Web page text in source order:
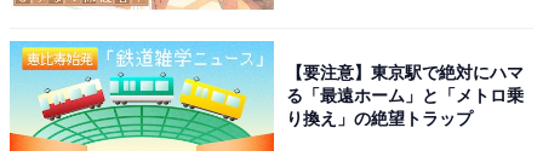
共同生活ならではのストレスはあるものの、生活費を抑
えながら貯蓄1000万円を達成しており、経済的な合理性
は高いといえます。親へのサポートと自身の将来への備
えを両立しながら、現在の生活を続けている状況です。
【要注意】東京駅で絶対にハマ
る「最遠ホーム」と「メトロ乗
り換え」の絶望トラップ